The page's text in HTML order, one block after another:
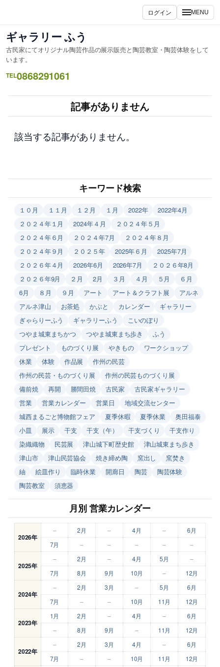
ス
キ
ッ
プ
ログイン MENU
ギャラリー ふう
古民家にてオリジナル陶芸作品の展示販売と陶芸教室・陶芸体験をして
います。
TEL0868291061
記事がありません
該当する記事がありません。
キーワード検索
１０月 １１月 １２月 １月 2022年
2022年4月
２０２４年１月
2024年４月
２０２４年５月
２０２４年６月
２０２４年7月
２０２４年８月
２０２４年９月
２０２５年 2025年６月
2025年7月
２０２６年４月
2026年6月 2026年7月
２０２６年8月
２０２６年9月
２月 2月 ３月 ４月 ５月
６月
6月
８月 ９月 アート アート＆クラフト展
アルネ
アルネ津山
お茶処 かぶと カレンダー
ギャラリー
ぎゃらりーふう
ギャラリーふう
こいのぼり
つやま城東まちかつ
つやま城東まち歩き
ふう
プレゼント
ものづくり展 やきもの
ワークショップ
休業
体験 作品展
作州の民芸
作州の民芸・ものづくり展
作州の民芸ものづくり展
備前焼
再開 勝間田焼 古民家
古民家ギャラリー
営業
営業カレンダー 営業日
地域交流センター
城西まるごと博物館フェア
夏季休暇 夏季休業
奥田福泰
小皿
展示 干支 干支（午） 干支づくり
干支作り
染織織物
民芸展 津山城下町歴史館
津山城東まち歩き
津山市
津山民芸協会 焼き締め陶 窯出し
窯焚き
紬
絵皿作り 臨時休業 開廊日 陶芸
陶芸体験
陶芸教室
須恵器
月別 営業カレンダー
2026年
– 2月 – 4月 –
6月
7月
– – – – –
2025年
– 2月 – 4月 5月
–
7月
8月 9月 10月 – 12月
2024年
– 2月 3月 – 5月
6月
7月
– – 10月 11月 12月
2023年
1月 2月 – 4月 –
6月
–
8月 9月 – 11月 12月
2022年
– 2月 3月 4月 –
6月
7月
– – 10月 11月 12月